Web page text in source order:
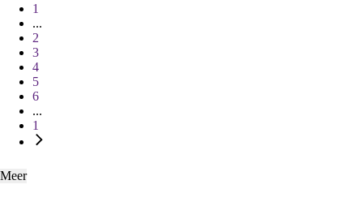
1
...
2
3
4
5
6
...
1
Meer